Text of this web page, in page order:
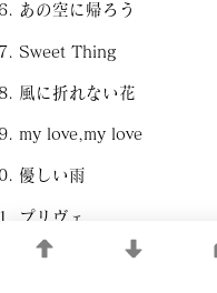
あの空に帰ろう
Sweet Thing
風に折れない花
my love,my love
優しい雨
プリヴェ
ただの恋だから